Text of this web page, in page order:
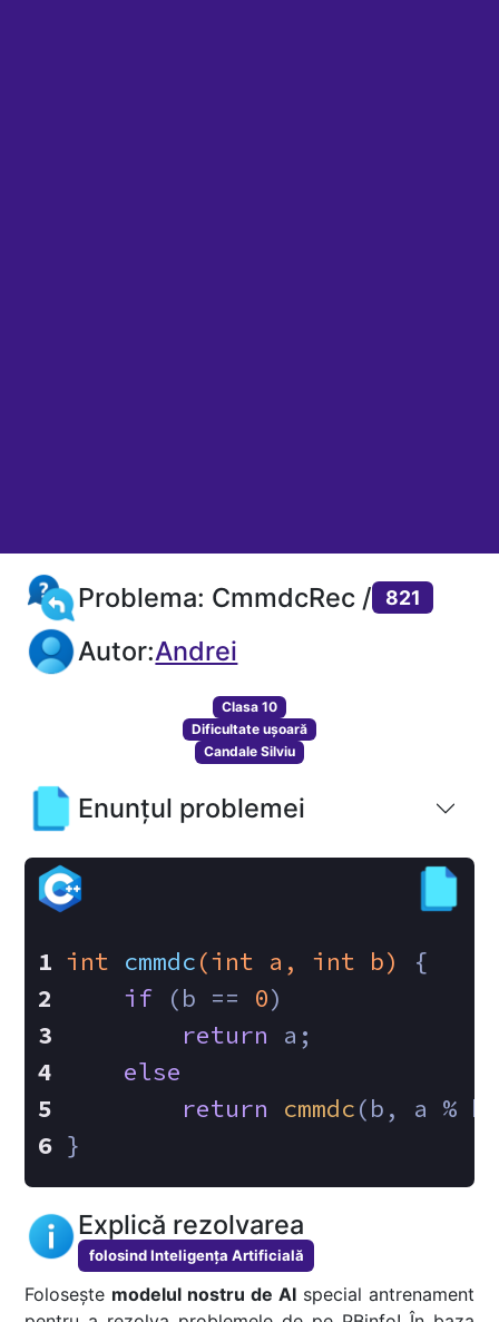
Problema: CmmdcRec / 821
Autor:Andrei
Clasa 10
Dificultate ușoară
Candale Silviu
Enunțul problemei
int cmmdc(int a, int b)
{
if (b == 0)
return a;
else
return
cmmdc(b, a %
}
Explică rezolvarea
folosind Inteligența Artificială
Folosește modelul nostru de AIspecial antrenament